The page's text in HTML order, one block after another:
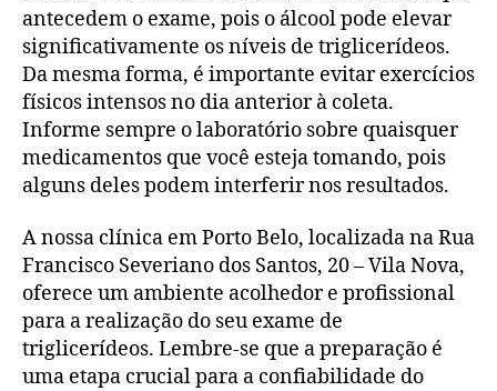
antecedem o exame, pois o álcool pode elevar
significativamente os níveis de triglicerídeos.
Da mesma forma, é importante evitar exercícios
físicos intensos no dia anterior à coleta.
Informe sempre o laboratório sobre quaisquer
medicamentos que você esteja tomando, pois
alguns deles podem interferir nos resultados.
A nossa clínica em Porto Belo, localizada na Rua
Francisco Severiano dos Santos, 20 – Vila Nova,
oferece um ambiente acolhedor e profissional
para a realização do seu exame de
triglicerídeos. Lembre-se que a preparação é
uma etapa crucial para a confiabilidade do